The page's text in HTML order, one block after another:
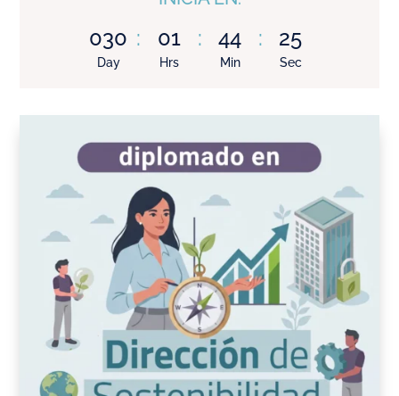
030
Day
: 01
Hrs
: 44
Min
: 24
Sec